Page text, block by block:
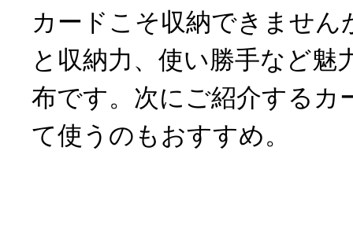
カードこそ収納できませ
と収納力、使い勝手など魅
布です。次にご紹介するカ
て使うのもおすすめ。